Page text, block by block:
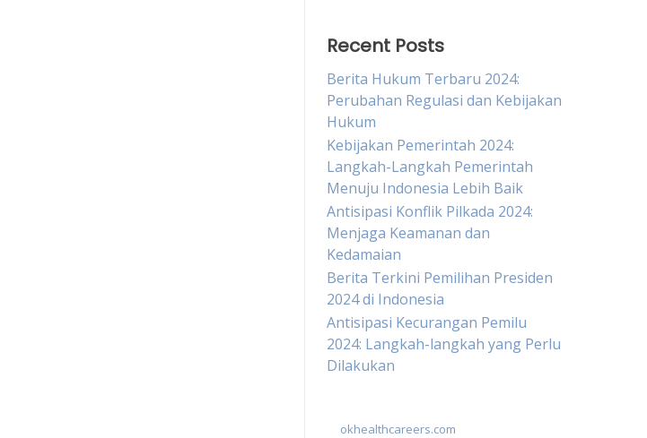
Recent Posts
Berita Hukum Terbaru 2024:
Perubahan Regulasi dan Kebijakan
Hukum
Kebijakan Pemerintah 2024:
Langkah-Langkah Pemerintah
Menuju Indonesia Lebih Baik
Antisipasi Konflik Pilkada 2024:
Menjaga Keamanan dan
Kedamaian
Berita Terkini Pemilihan Presiden
2024 di Indonesia
Antisipasi Kecurangan Pemilu
2024: Langkah-langkah yang Perlu
Dilakukan
okhealthcareers.com